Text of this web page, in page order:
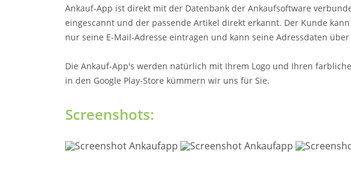
Ankauf-App ist direkt mit der Datenbank der Ankaufsoftware
eingescannt und der passende Artikel direkt erkannt. Der Kunde
nur seine E-Mail-Adresse eintragen und kann seine Adressdaten
Die Ankauf-App's werden natürlich mit Ihrem Logo und Ihren
in den Google Play-Store kümmern wir uns für Sie.
Screenshots: